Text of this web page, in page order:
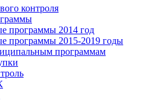
контроля
программы 2014 год
программы 2015-2019 годы
программам